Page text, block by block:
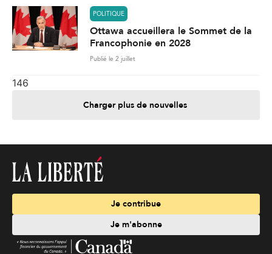
POLITIQUE
Ottawa accueillera le Sommet de la
Francophonie en 2028
Publié le 2 juillet
146
Charger plus de nouvelles
Je contribue
Je m'abonne